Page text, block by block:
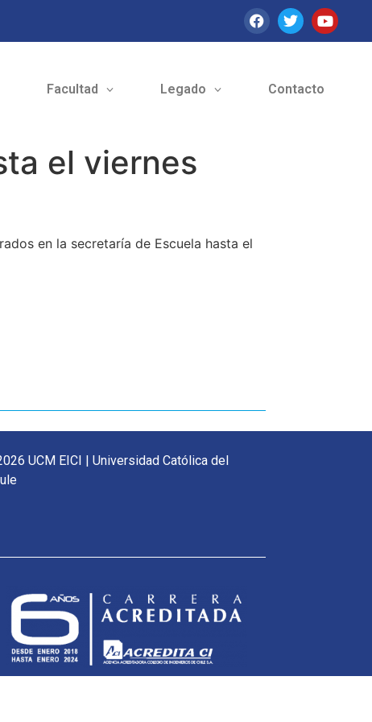
Facultad Legado Contacto
el viernes
en la secretaría de Escuela hasta el
UCM EICI | Universidad Católica del